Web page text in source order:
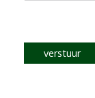
verstuur